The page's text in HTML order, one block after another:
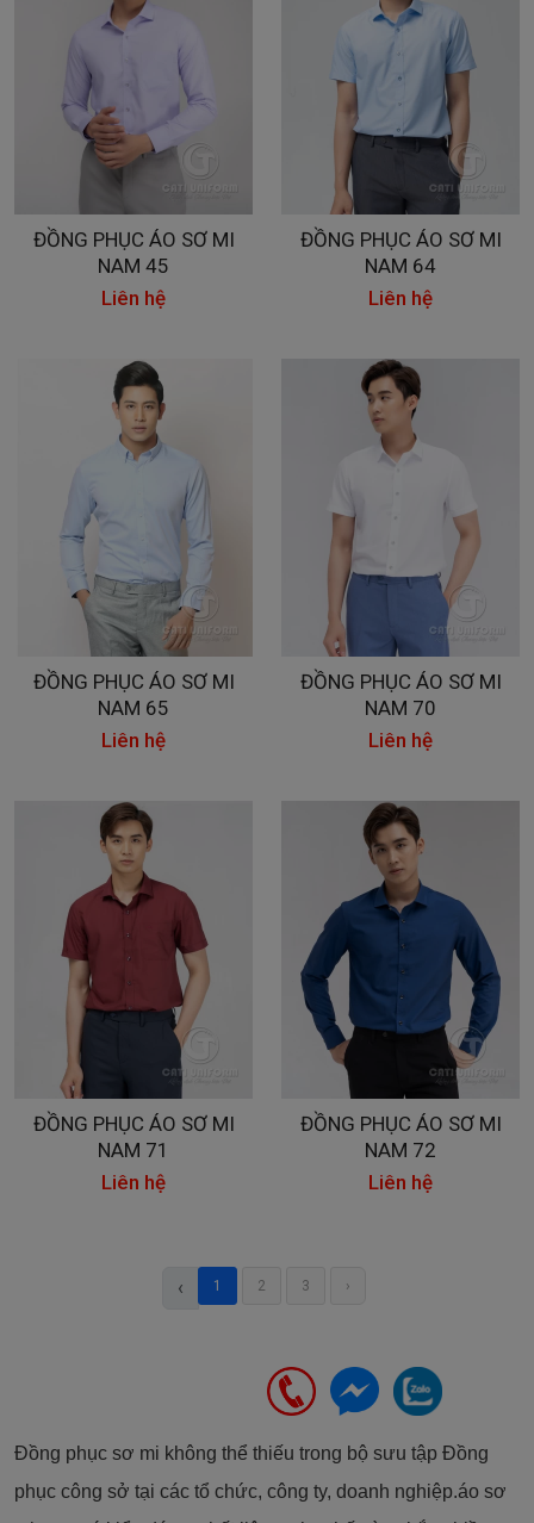
ĐỒNG PHỤC ÁO SƠ MI
NAM 45
Liên hệ
ĐỒNG PHỤC ÁO SƠ MI
NAM 64
Liên hệ
ĐỒNG PHỤC ÁO SƠ MI
NAM 65
Liên hệ
ĐỒNG PHỤC ÁO SƠ MI
NAM 70
Liên hệ
ĐỒNG PHỤC ÁO SƠ MI
NAM 71
Liên hệ
ĐỒNG PHỤC ÁO SƠ MI
NAM 72
Liên hệ
‹ 1 2 3 ›
Đồng phục sơ mi không thể thiếu trong bộ sưu tập Đồng
phục công sở tại các tổ chức, công ty, doanh nghiệp.áo sơ